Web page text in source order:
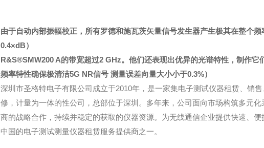
由于自动内部振幅校正，所有罗德和施瓦茨矢量信号发生器产生极其在整个
0.4×dB）
R&S®SMW200 A的带宽超过2 GHz。他们还表现出优异的光谱特性，制作
频率特性确保极清洁5G NR信号 测量误差向量大小小于0.3%）
深圳市圣格特电子有限公司成立于2010年，是一家集电子测试仪器租赁、销
修，计量为一体的性公司，总部位于深圳。多年来，公司面向市场构筑多元
商的战略合作，持续并稳定的获取的仪器资源。为无线通信企业提供快速、
中国的电子测试测量仪器租赁服务提供商之一。